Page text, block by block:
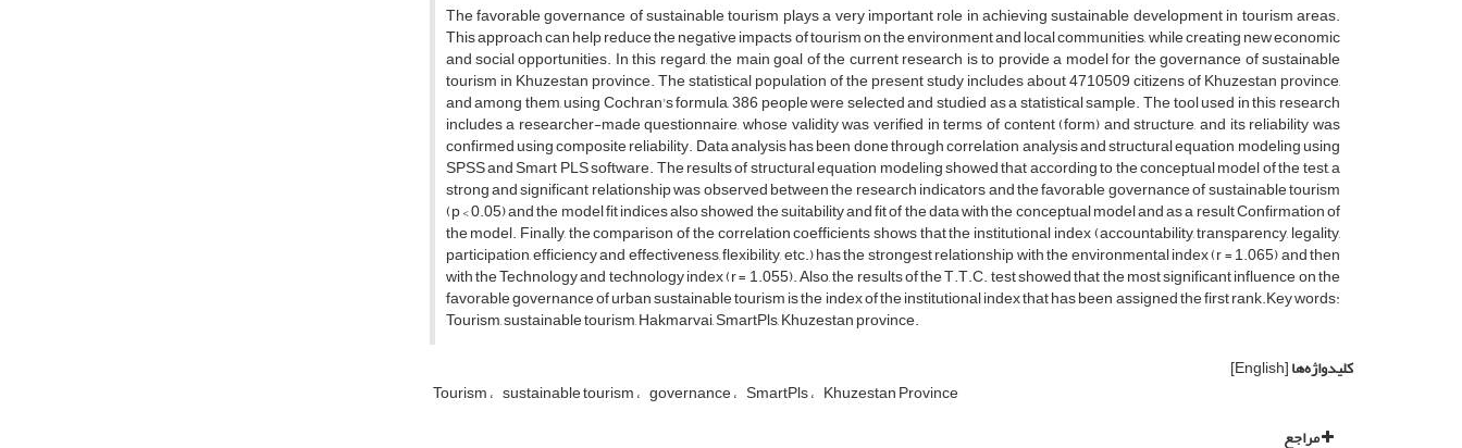
The favorable governance of sustainable tourism plays a very important role in achieving sustainable development in tourism areas.
This approach can help reduce the negative impacts of tourism on the environment and local communities, while creating new economic
and social opportunities. In this regard, the main goal of the current research is to provide a model for the governance of sustainable
tourism in Khuzestan province. The statistical population of the present study includes about 4710509 citizens of Khuzestan province,
and among them, using Cochran's formula, 386 people were selected and studied as a statistical sample. The tool used in this research
includes a researcher-made questionnaire, whose validity was verified in terms of content (form) and structure, and its reliability was
confirmed using composite reliability. Data analysis has been done through correlation analysis and structural equation modeling using
SPSS and Smart PLS software. The results of structural equation modeling showed that according to the conceptual model of the test, a
strong and significant relationship was observed between the research indicators and the favorable governance of sustainable tourism
(p < 0.05) and the model fit indices also showed the suitability and fit of the data with the conceptual model and as a result Confirmation of
the model. Finally, the comparison of the correlation coefficients shows that the institutional index (accountability, transparency, legality,
participation, efficiency and effectiveness, flexibility, etc.) has the strongest relationship with the environmental index (r = 1.065) and then
with the Technology and technology index (r = 1.055). Also, the results of the T.T.C. test showed that the most significant influence on the
favorable governance of urban sustainable tourism is the index of the institutional index that has been assigned the first rank.Key words:
Tourism, sustainable tourism, Hakmarvai, SmartPls, Khuzestan province.
کلیدواژه‌ها[English]
Tourism sustainable tourism governance SmartPls Khuzestan Province
مراجع